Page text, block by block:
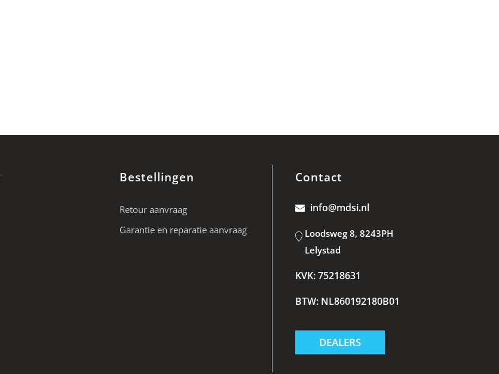
Bestellingen
Retour aanvraag
Garantie en reparatie aanvraag
Contact
info@mdsi.nl
Loodsweg 8, 8243PH
Lelystad
KVK: 75218631
BTW: NL860192180B01
DEALERS